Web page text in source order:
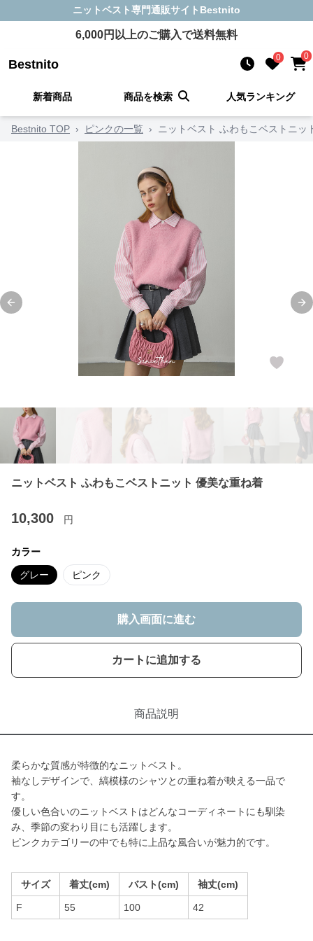
ニットベスト専門通販サイト Bestnito
6,000円以上のご購入で送料無料
Bestnito 0 0
新着商品 商品を検索 人気ランキング
Bestnito TOP › ピンクの一覧 › ニットベスト ふわもこベストニッ
Previous slide
ニットベスト ふわもこベストニット 優美な重ね着
10,300 円
カラー
グレー ピンク
購入画面に進む
カートに追加する
商品説明
柔らかな質感が特徴的なニットベスト。
袖なしデザインで、縞模様のシャツとの重ね着が映える一品で
す。
優しい色合いのニットベストはどんなコーディネートにも馴染
み、季節の変わり目にも活躍します。
ピンクカテゴリーの中でも特に上品な風合いが魅力的です。
サイズ 着丈(cm) バスト(cm) 袖丈(cm)
F 55 100 42